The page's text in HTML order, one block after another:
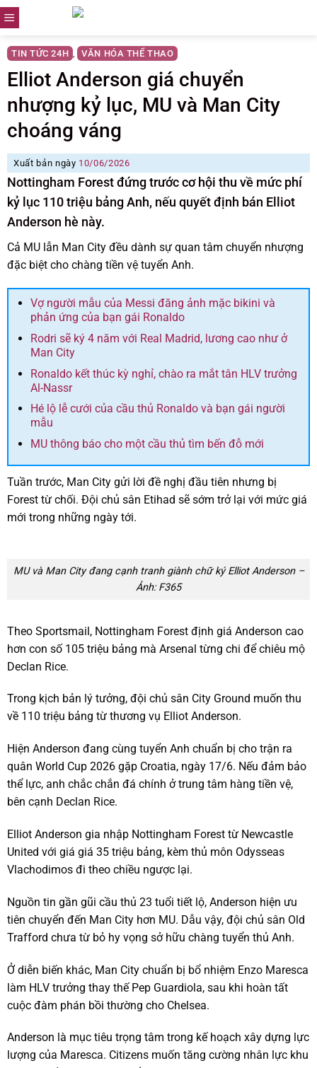
Skip
to
content
TIN TỨC 24H , VĂN HÓA THỂ THAO
Elliot Anderson giá chuyển
nhượng kỷ lục, MU và Man City
choáng váng
Xuất bản ngày 10/06/2026
Nottingham Forest đứng trước cơ hội thu về mức phí
kỷ lục 110 triệu bảng Anh, nếu quyết định bán Elliot
Anderson hè này.
Cả MU lẫn Man City đều dành sự quan tâm chuyển nhượng
đặc biệt cho chàng tiền vệ tuyển Anh.
Vợ người mẫu của Messi đăng ảnh mặc bikini và
phản ứng của bạn gái Ronaldo
Rodri sẽ ký 4 năm với Real Madrid, lương cao như ở
Man City
Ronaldo kết thúc kỳ nghỉ, chào ra mắt tân HLV trưởng
Al-Nassr
Hé lộ lễ cưới của cầu thủ Ronaldo và bạn gái người
mẫu
MU thông báo cho một cầu thủ tìm bến đỗ mới
Tuần trước, Man City gửi lời đề nghị đầu tiên nhưng bị
Forest từ chối. Đội chủ sân Etihad sẽ sớm trở lại với mức giá
mới trong những ngày tới.
MU và Man City đang cạnh tranh giành chữ ký Elliot Anderson –
Ảnh: F365
Theo Sportsmail, Nottingham Forest định giá Anderson cao
hơn con số 105 triệu bảng mà Arsenal từng chi để chiêu mộ
Declan Rice.
Trong kịch bản lý tưởng, đội chủ sân City Ground muốn thu
về 110 triệu bảng từ thương vụ Elliot Anderson.
Hiện Anderson đang cùng tuyển Anh chuẩn bị cho trận ra
quân World Cup 2026 gặp Croatia, ngày 17/6. Nếu đảm bảo
thể lực, anh chắc chắn đá chính ở trung tâm hàng tiền vệ,
bên cạnh Declan Rice.
Elliot Anderson gia nhập Nottingham Forest từ Newcastle
United với giá giá 35 triệu bảng, kèm thủ môn Odysseas
Vlachodimos đi theo chiều ngược lại.
Nguồn tin gần gũi cầu thủ 23 tuổi tiết lộ, Anderson hiện ưu
tiên chuyển đến Man City hơn MU. Dẫu vậy, đội chủ sân Old
Trafford chưa từ bỏ hy vọng sở hữu chàng tuyển thủ Anh.
Ở diễn biến khác, Man City chuẩn bị bổ nhiệm Enzo Maresca
làm HLV trưởng thay thế Pep Guardiola, sau khi hoàn tất
cuộc đàm phán bồi thường cho Chelsea.
Anderson là mục tiêu trọng tâm trong kế hoạch xây dựng lực
lượng của Maresca. Citizens muốn tăng cường nhân lực khu